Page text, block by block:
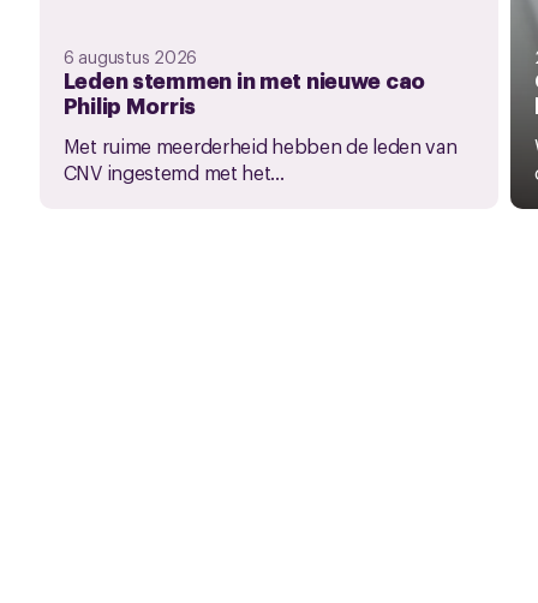
6 augustus 2026
Leden stemmen in met nieuwe cao
Philip Morris
Met ruime meerderheid hebben de leden van
CNV ingestemd met het...